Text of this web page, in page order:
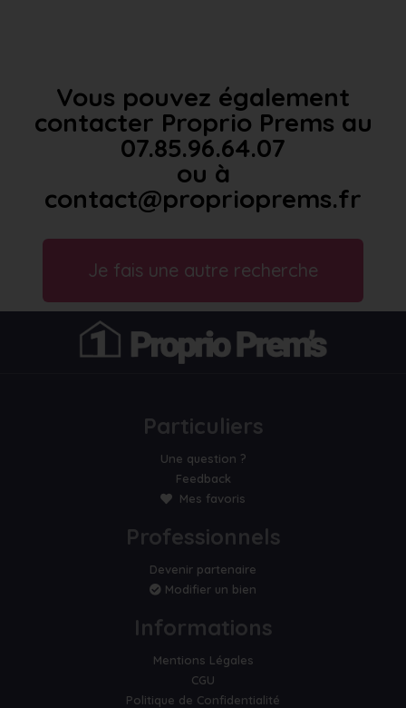
Vous pouvez également
contacter Proprio Prems au
07.85.96.64.07
ou à
contact@proprioprems.fr
Je fais une autre recherche
Particuliers
Une question ?
Feedback
Mes favoris
Professionnels
Devenir partenaire
Modifier un bien
Informations
Mentions Légales
CGU
Politique de Confidentialité